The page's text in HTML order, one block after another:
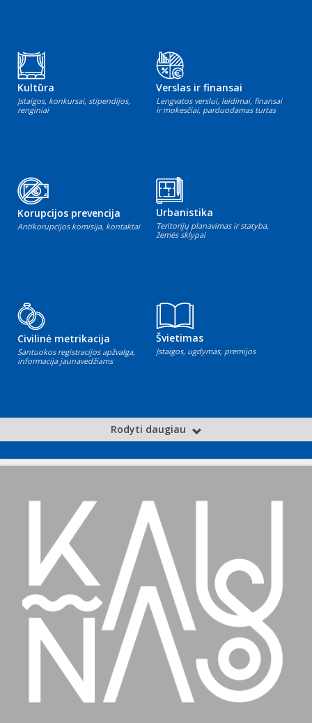
Kultūra
Įstaigos, konkursai, stipendijos,
renginiai
Verslas ir finansai
Lengvatos verslui, leidimai, finansai
ir mokesčiai, parduodamas turtas
Korupcijos prevencija
Antikorupcijos komisija, kontaktai
Urbanistika
Teritorijų planavimas ir statyba,
žemės sklypai
Civilinė metrikacija
Santuokos registracijos apžvalga,
informacija jaunavedžiams
Švietimas
Įstaigos, ugdymas, premijos
Rodyti daugiau